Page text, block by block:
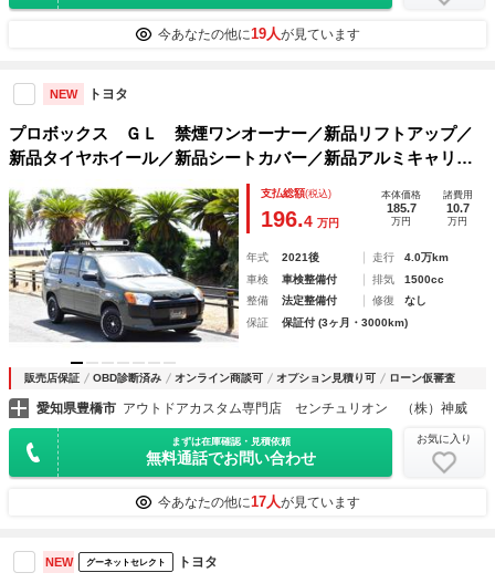
今あなたの他に19人が見ています
NEW トヨタ
プロボックス ＧＬ 禁煙ワンオーナー／新品リフトアップ／
新品タイヤホイール／新品シートカバー／新品アルミキャリア
／セーフティセンス／プリクラッシュ／レーンキープ／オート
ハイビーム／ナビ／バックカメラ／キーレス／電格ミラー
支払総額(税込)
196.4 万円
本体価格
185.7
万円
諸費用
10.7
万円
年式 2021後 走行
4.0万km
車検
車検整備付 排気
1500cc
整備
法定整備付 修復
なし
保証
保証付 (3ヶ月・3000km)
販売店保証 OBD診断済み オンライン商談可 オプション見積り可 ローン仮審査
愛知県豊橋市 アウトドアカスタム専門店 センチュリオン （株）神威
まずは在庫確認・見積依頼
無料通話でお問い合わせ
お気に入り
今あなたの他に17人が見ています
NEW グーネットセレクト トヨタ